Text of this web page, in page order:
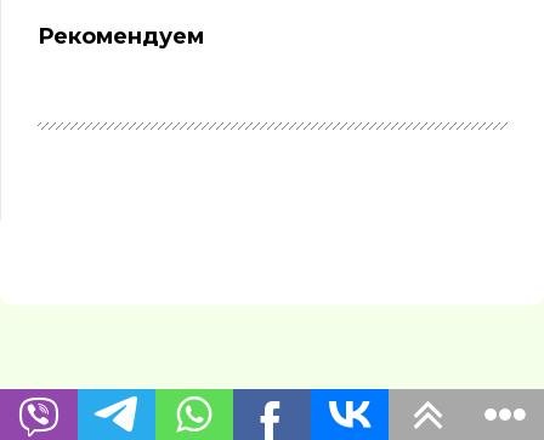
Рекомендуем